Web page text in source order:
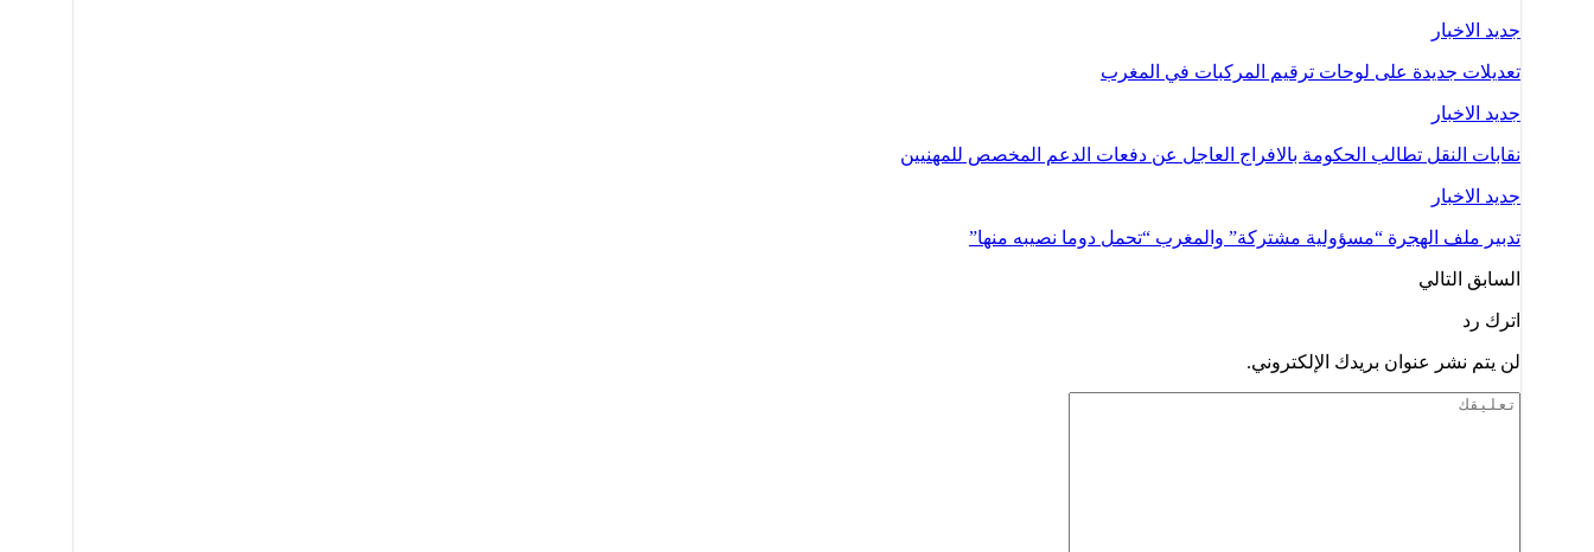
جديد الاخبار
تعديلات جديدة على لوحات ترقيم المركبات في المغرب
جديد الاخبار
نقابات النقل تطالب الحكومة بالافراج العاجل عن دفعات الدعم المخصص للمهنيين
جديد الاخبار
تدبير ملف الهجرة “مسؤولية مشتركة” والمغرب “تحمل دوما نصيبه منها”
السابق التالي
اترك رد
لن يتم نشر عنوان بريدك الإلكتروني.